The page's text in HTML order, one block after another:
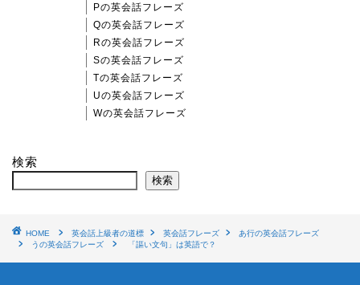
Pの英会話フレーズ
Qの英会話フレーズ
Rの英会話フレーズ
Sの英会話フレーズ
Tの英会話フレーズ
Uの英会話フレーズ
Wの英会話フレーズ
検索
検索
HOME 英会話上級者の道標 英会話フレーズ
あ行の英会話フレーズ
うの英会話フレーズ
「謳い文句」は英語で？